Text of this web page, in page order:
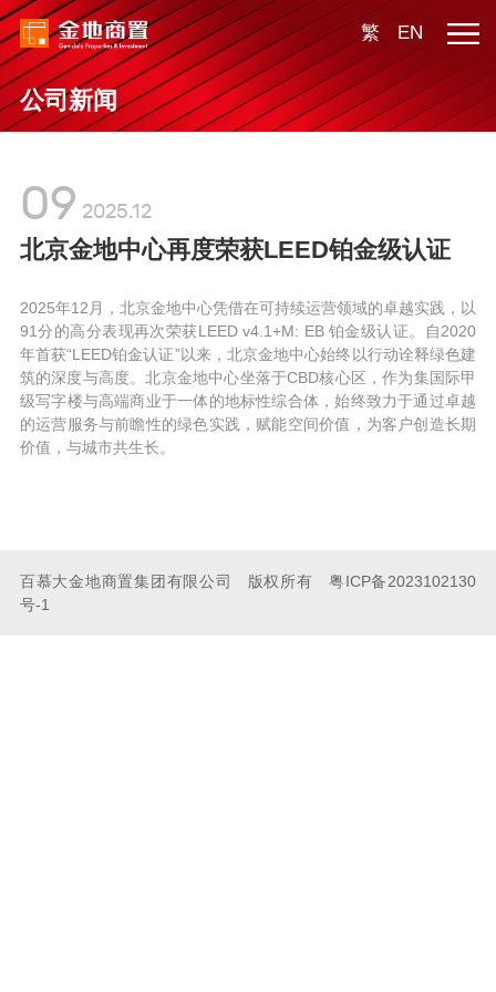
繁 EN
公司新闻
09 2025.12
北京金地中心再度荣获LEED铂金级认证
2025年12月，北京金地中心凭借在可持续运营领域的卓越实践，以
91分的高分表现再次荣获LEED v4.1+M: EB 铂金级认证。自2020
年首获“LEED铂金认证”以来，北京金地中心始终以行动诠释绿色建
筑的深度与高度。北京金地中心坐落于CBD核心区，作为集国际甲
级写字楼与高端商业于一体的地标性综合体，始终致力于通过卓越
的运营服务与前瞻性的绿色实践，赋能空间价值，为客户创造长期
价值，与城市共生长。
百慕大金地商置集团有限公司 版权所有 粤ICP备2023102130
号-1